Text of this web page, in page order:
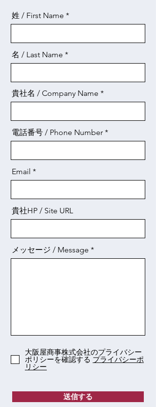
姓 / First Name
名 / Last Name
貴社名 / Company Name
電話番号 / Phone Number
Email
貴社HP / Site URL
メッセージ / Message
大阪屋商事株式会社のプライバシー
ポリシーを確認する プライバシーポ
リシー
送信する